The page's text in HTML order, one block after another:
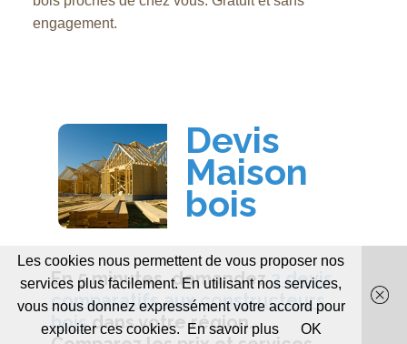
engagement.
Les cookies nous permettent de vous proposer nos
services plus facilement. En utilisant nos services,
vous nous donnez expressément votre accord pour
exploiter ces cookies.
En savoir plus OK